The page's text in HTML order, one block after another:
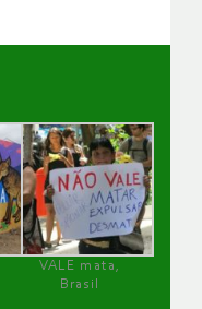
VALE mata,
Brasil